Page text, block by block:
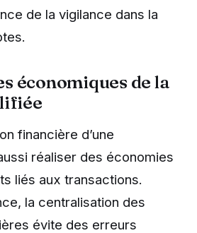
de la vigilance dans la
économiques de la
financière d’une
réaliser des économies
liés aux transactions.
la centralisation des
évite des erreurs